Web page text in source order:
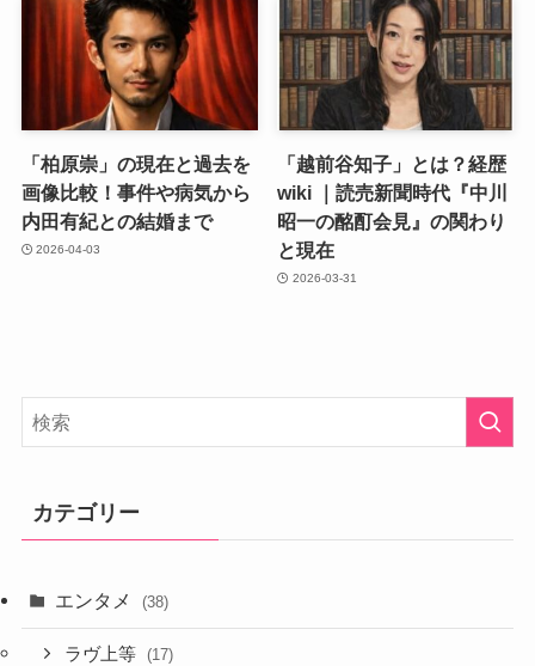
「柏原崇」の現在と過去を
画像比較！事件や病気から
内田有紀との結婚まで
2026-04-03
「越前谷知子」とは？経歴
wiki ｜読売新聞時代『中川
昭一の酩酊会見』の関わり
と現在
2026-03-31
カテゴリー
エンタメ (38)
ラヴ上等 (17)